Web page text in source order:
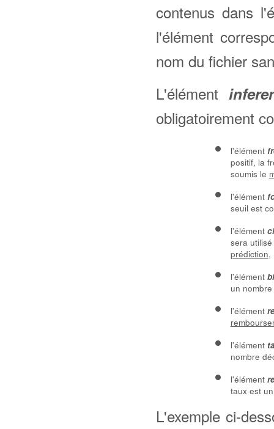
contenus dans
l'élément
nom du fichier
L'élément
obligatoirement
l'élément
positif, la
soumis le
l'élément
seuil est
l'élément
sera
prédiction,
l'élément
un
l'élément
l'élément
nombre
l'élément
taux est
L'exemple ci-